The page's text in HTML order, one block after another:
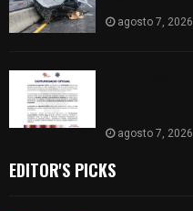
agosto 7, 2026
agosto 7, 2026
EDITOR'S PICKS